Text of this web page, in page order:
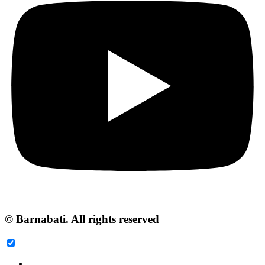
© Barnabati. All rights reserved